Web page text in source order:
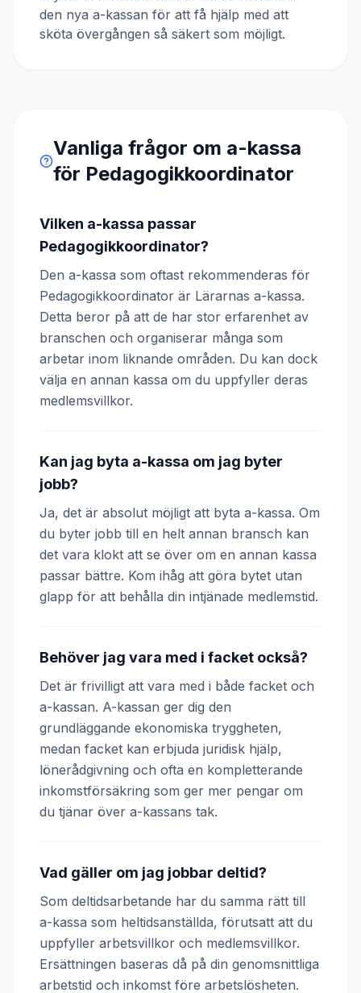
den nya a-kassan för att få hjälp med att
sköta övergången så säkert som möjligt.
Vanliga frågor om a-kassa
för Pedagogikkoordinator
Vilken a-kassa passar
Pedagogikkoordinator?
Den a-kassa som oftast rekommenderas för
Pedagogikkoordinator är Lärarnas a-kassa.
Detta beror på att de har stor erfarenhet av
branschen och organiserar många som
arbetar inom liknande områden. Du kan dock
välja en annan kassa om du uppfyller deras
medlemsvillkor.
Kan jag byta a-kassa om jag byter
jobb?
Ja, det är absolut möjligt att byta a-kassa. Om
du byter jobb till en helt annan bransch kan
det vara klokt att se över om en annan kassa
passar bättre. Kom ihåg att göra bytet utan
glapp för att behålla din intjänade medlemstid.
Behöver jag vara med i facket också?
Det är frivilligt att vara med i både facket och
a-kassan. A-kassan ger dig den
grundläggande ekonomiska tryggheten,
medan facket kan erbjuda juridisk hjälp,
lönerådgivning och ofta en kompletterande
inkomstförsäkring som ger mer pengar om
du tjänar över a-kassans tak.
Vad gäller om jag jobbar deltid?
Som deltidsarbetande har du samma rätt till
a-kassa som heltidsanställda, förutsatt att du
uppfyller arbetsvillkor och medlemsvillkor.
Ersättningen baseras då på din genomsnittliga
arbetstid och inkomst före arbetslösheten.